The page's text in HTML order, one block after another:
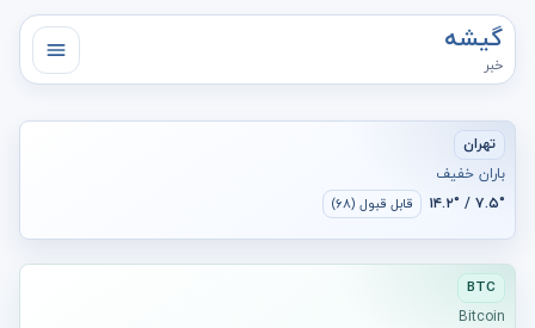
گیشه
خبر
تهران
باران خفیف
۷.۵° / ۱۴.۲° قابل قبول (۶۸)
BTC
Bitcoin